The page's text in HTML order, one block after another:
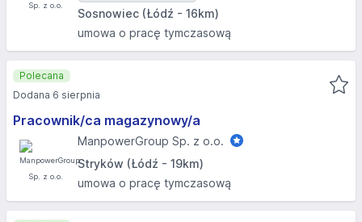
Sosnowiec (Łódź - 16km)
umowa o pracę tymczasową
Pracownik/ca magazynowy/a
ManpowerGroup Sp. z o.o.
Stryków (Łódź - 19km)
umowa o pracę tymczasową
Polecana
Dodana 6 sierpnia